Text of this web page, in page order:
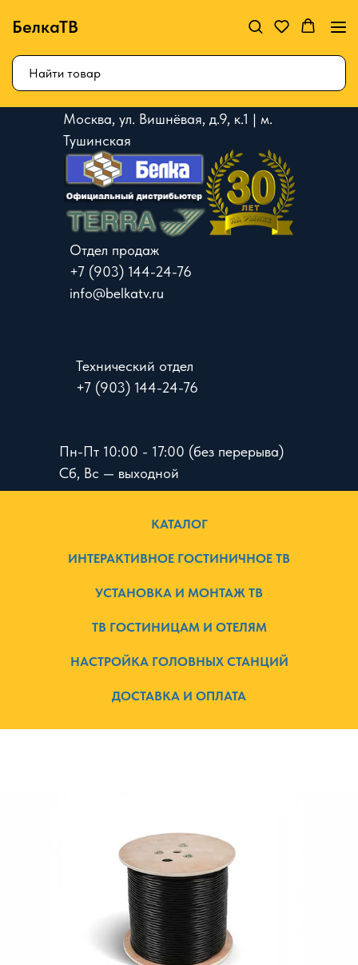
БелкаТВ
Москва, ул. Вишнёвая, д.9, к.1 | м.
Тушинская
Отдел продаж
+7 (903) 144-24-76
info@belkatv.ru
Пн-Пт 10:00 - 17:00 (без перерыва)
Сб, Вс — выходной
Технический отдел
+7 (903) 144-24-76
КАТАЛОГ
ИНТЕРАКТИВНОЕ ГОСТИНИЧНОЕ ТВ
УСТАНОВКА И МОНТАЖ ТВ
ТВ ГОСТИНИЦАМ И ОТЕЛЯМ
НАСТРОЙКА ГОЛОВНЫХ СТАНЦИЙ
ДОСТАВКА И ОПЛАТА